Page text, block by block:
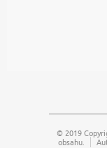
© 2019
obsahu.